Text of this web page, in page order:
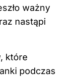
ważny
nastąpi
które
podczas